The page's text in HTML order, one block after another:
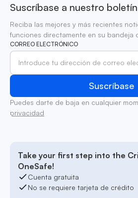
Suscríbase a nuestro boletín
Reciba las mejores y más recientes
funciones directamente en su bandeja
CORREO ELECTRÓNICO
Puedes darte de baja en cualquier
privacidad
Take your first step into the
OneSafe!
Cuenta gratuita
No se requiere tarjeta de crédito